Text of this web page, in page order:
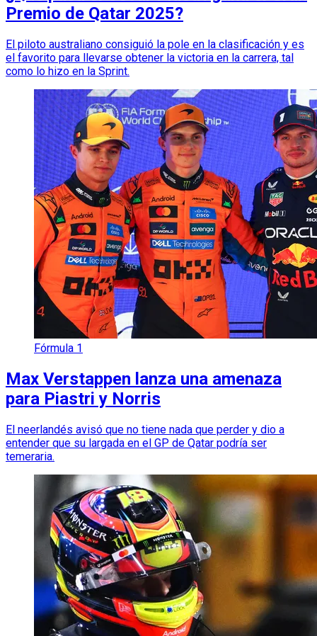
Premio de Qatar 2025?
El piloto australiano consiguió la pole en la clasificación y es
el favorito para llevarse obtener la victoria en la carrera, tal
como lo hizo en la Sprint.
Fórmula 1
Max Verstappen lanza una amenaza
para Piastri y Norris
El neerlandés avisó que no tiene nada que perder y dio a
entender que su largada en el GP de Qatar podría ser
temeraria.